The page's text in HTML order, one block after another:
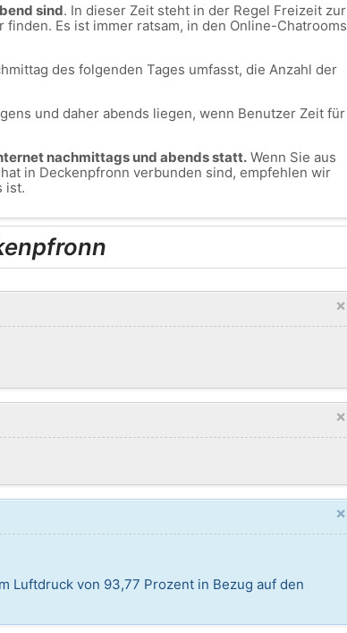
sind. In dieser Zeit steht in der Regel Freizeit zur
Es ist immer ratsam, in den Online-Chatrooms
des folgenden Tages umfasst, die Anzahl der
und daher abends liegen, wenn Benutzer Zeit für
nachmittags und abends statt.Wenn Sie aus
in Deckenpfronn verbunden sind, empfehlen wir
ist.
×
×
×
Luftdruck von 93,77 Prozent in Bezug auf den